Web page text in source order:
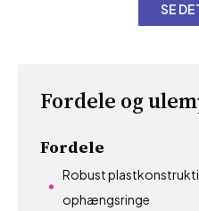
Fordele og
Fordele
Robust
ophængsringe
SE